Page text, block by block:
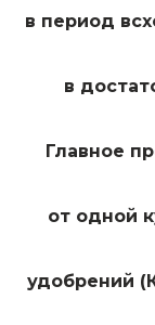
в период
в
Главное
от одной
удобрений